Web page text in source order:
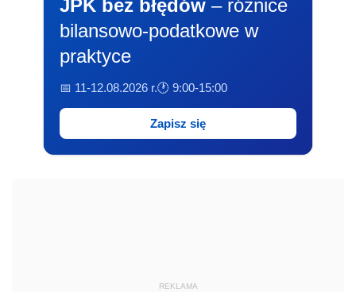
JPK bez błędów – różnice
bilansowo-podatkowe w
praktyce
📅 11-12.08.2026 r.🕐 9:00-15:00
Zapisz się
REKLAMA